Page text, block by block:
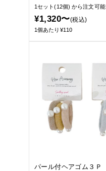
1セット(12個)から注文可能
¥1,320〜(税込)
1個あたり¥110
パール付ヘアゴム３Ｐ